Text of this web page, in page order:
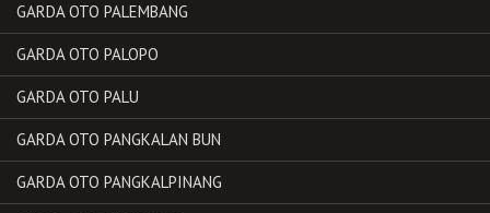
GARDA OTO PALEMBANG
GARDA OTO PALOPO
GARDA OTO PALU
GARDA OTO PANGKALAN BUN
GARDA OTO PANGKALPINANG